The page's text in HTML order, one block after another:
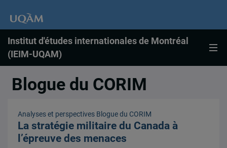
Institut d'études internationales de Montréal
(IEIM-UQAM)
Blogue du CORIM
Analyses et perspectives Blogue du CORIM
La stratégie militaire du Canada à
l’épreuve des menaces